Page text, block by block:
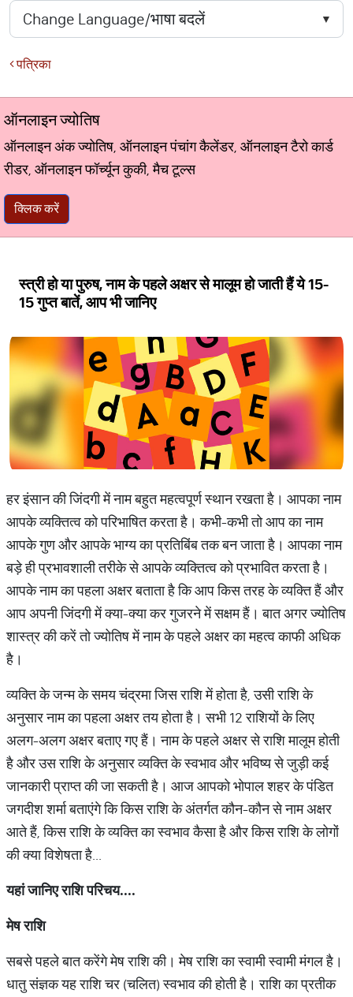
पत्रिका
ऑनलाइन ज्योतिष
ऑनलाइन अंक ज्योतिष, ऑनलाइन पंचांग कैलेंडर, ऑनलाइन टैरो कार्ड
रीडर, ऑनलाइन फॉर्च्यून कुकी, मैच टूल्स
क्लिक करें
स्त्री हो या पुरुष, नाम के पहले अक्षर से मालूम हो जाती हैं ये 15-
15 गुप्त बातें, आप भी जानिए
हर इंसान की जिंदगी में नाम बहुत महत्‍वपूर्ण स्‍थान रखता है। आपका नाम
आपके व्यक्तित्व को परिभाषित करता है। कभी-कभी तो आप का नाम
आपके गुण और आपके भाग्य का प्रतिबिंब तक बन जाता है। आपका नाम
बड़े ही प्रभावशाली तरीके से आपके व्यक्तित्व को प्रभावित करता है।
आपके नाम का पहला अक्षर बताता है कि आप किस तरह के व्‍यक्‍ति हैं और
आप अपनी जिंदगी में क्‍या-क्‍या कर गुजरने में सक्षम हैं। बात अगर ज्योतिष
शास्त्र की करें तो ज्योतिष में नाम के पहले अक्षर का महत्व काफी अधिक
है।
व्यक्ति के जन्म के समय चंद्रमा जिस राशि में होता है, उसी राशि के
अनुसार नाम का पहला अक्षर तय होता है। सभी 12 राशियों के लिए
अलग-अलग अक्षर बताए गए हैं। नाम के पहले अक्षर से राशि मालूम होती
है और उस राशि के अनुसार व्यक्ति के स्वभाव और भविष्य से जुड़ी कई
जानकारी प्राप्त की जा सकती है। आज आपको भोपाल शहर के पंडित
जगदीश शर्मा बताएंगे कि किस राशि के अंतर्गत कौन-कौन से नाम अक्षर
आते हैं, किस राशि के व्यक्ति का स्वभाव कैसा है और किस राशि के लोगों
की क्या विशेषता है...
यहांजानिएराशिपरिचय....
मेषराशि
सबसे पहले बात करेंगे मेष राशि की। मेष राशि का स्वामी स्वामी मंगल है।
धातु संज्ञक यह राशि चर (चलित) स्वभाव की होती है। राशि का प्रतीक